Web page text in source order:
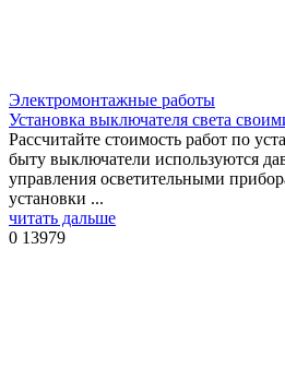
Электромонтажные работы
Установка выключателя света
Рассчитайте стоимость работ по
быту выключатели используются
управления осветительными
установки ...
читать дальше
0 13979